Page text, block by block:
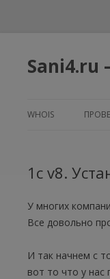
WHOIS
1с v8.
У многих
Все довольно
И так начнем с
вот то что у нас